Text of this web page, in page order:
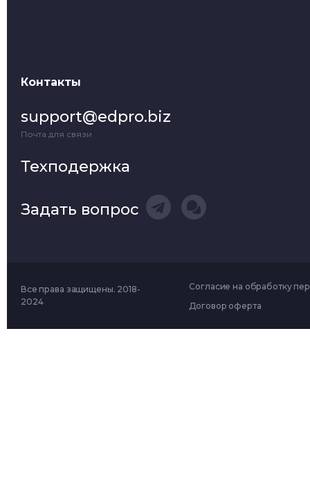
Контакты
support@edpro.biz
Почта для связи
Техподержка
Задать вопрос
Все права защищены. 2018-
2024
Согласие на обработку
Договор оферта